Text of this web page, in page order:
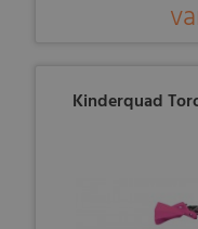
Kinderquad